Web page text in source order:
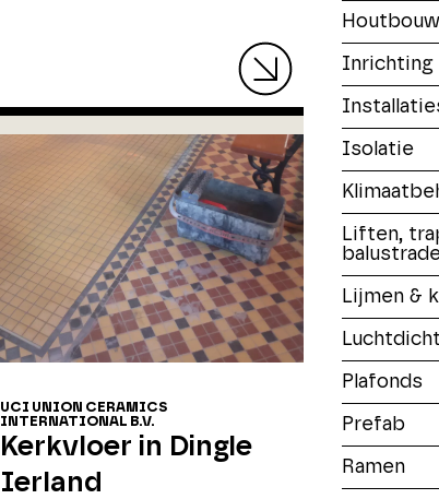
Houtbouw
Inrichting
Isolatie
Liften,
Lijmen &
Plafonds
Prefab
Ramen
UCI UNION CERAMICS
INTERNATIONAL B.V.
Kerkvloer in Dingle
Ierland